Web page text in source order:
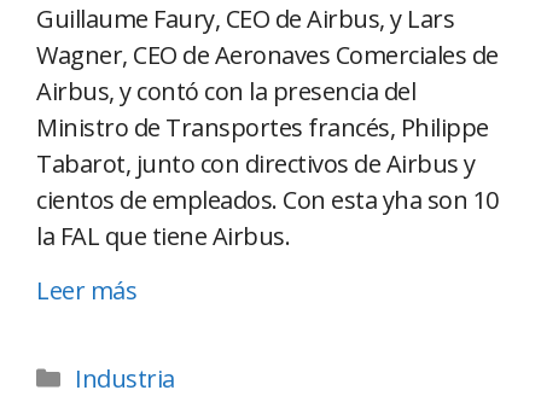
Guillaume Faury, CEO de Airbus, y Lars
Wagner, CEO de Aeronaves Comerciales de
Airbus, y contó con la presencia del
Ministro de Transportes francés, Philippe
Tabarot, junto con directivos de Airbus y
cientos de empleados. Con esta yha son 10
la FAL que tiene Airbus.
Leer más
Industria